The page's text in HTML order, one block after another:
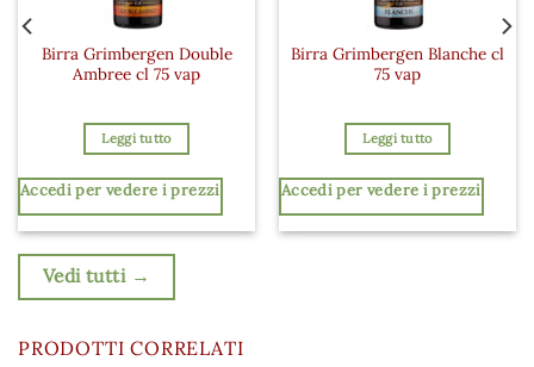
Birra Grimbergen Double
Ambree cl 75 vap
Leggi tutto
Accedi per vedere i prezzi
Birra Grimbergen Blanche cl
75 vap
Leggi tutto
Accedi per vedere i prezzi
Vedi tutti →
PRODOTTI CORRELATI